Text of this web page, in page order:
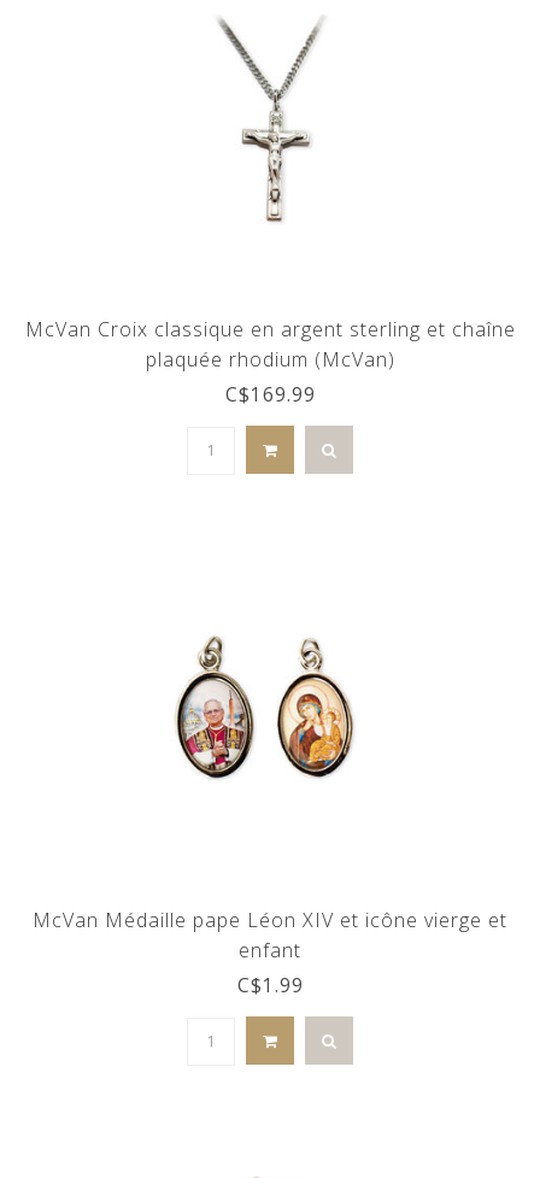
McVan Croix classique en argent sterling et chaîne
plaquée rhodium (McVan)
C$169.99
McVan Médaille pape Léon XIV et icône vierge et
enfant
C$1.99